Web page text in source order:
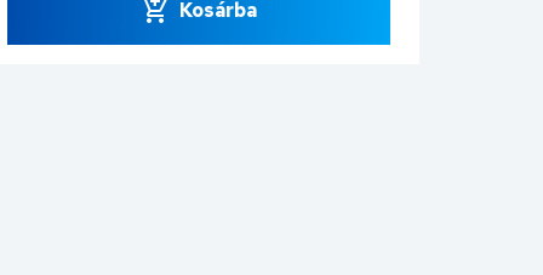
Kosárba